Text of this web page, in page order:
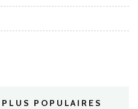
POPULAIRES